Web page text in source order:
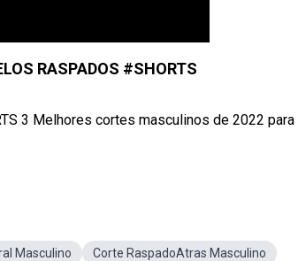
RASPADOS #SHORTS
3 Melhores cortes masculinos de 2022 para
Masculino
Corte RaspadoAtras Masculino